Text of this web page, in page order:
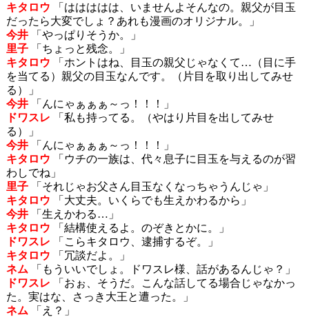
キタロウ 「ははははは、いませんよそんなの。親父が目玉
だったら大変でしょ？あれも漫画のオリジナル。」
今井「やっぱりそうか。」
里子「ちょっと残念。」
キタロウ 「ホントはね、目玉の親父じゃなくて…（目に手
を当てる）親父の目玉なんです。（片目を取り出してみせ
る）」
今井「んにゃぁぁぁ～っ！！！」
ドワスレ 「私も持ってる。（やはり片目を出してみせ
る）」
今井「んにゃぁぁぁ～っ！！！」
キタロウ 「ウチの一族は、代々息子に目玉を与えるのが習
わしでね」
里子「それじゃお父さん目玉なくなっちゃうんじゃ」
キタロウ 「大丈夫。いくらでも生えかわるから」
今井「生えかわる…」
キタロウ 「結構使えるよ。のぞきとかに。」
ドワスレ 「こらキタロウ、逮捕するぞ。」
キタロウ 「冗談だよ。」
ネム 「もういいでしょ。ドワスレ様、話があるんじゃ？」
ドワスレ 「おぉ、そうだ。こんな話してる場合じゃなかっ
た。実はな、さっき大王と遭った。」
ネム 「え？」